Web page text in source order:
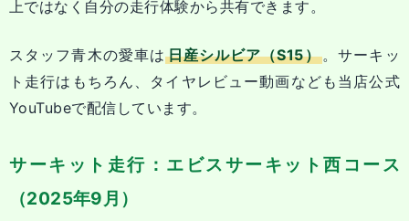
上ではなく自分の走行体験から共有できます。
スタッフ青木の愛車は日産シルビア（S15）。サーキッ
ト走行はもちろん、タイヤレビュー動画なども当店公式
YouTubeで配信しています。
サーキット走行：エビスサーキット西コース
（2025年9月）